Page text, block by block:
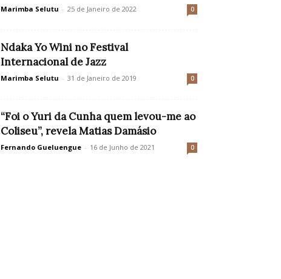
Marimba Selutu - 25 de Janeiro de 2022 0
Ndaka Yo Wini no Festival
Internacional de Jazz
Marimba Selutu - 31 de Janeiro de 2019 0
“Foi o Yuri da Cunha quem levou-me ao
Coliseu”, revela Matias Damásio
Fernando Gueluengue - 16 de Junho de 2021 0